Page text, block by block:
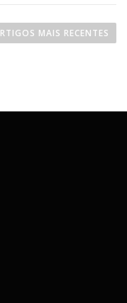
MAIS RECENTES